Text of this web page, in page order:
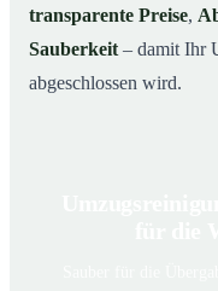
transparente Preise,
Sauberkeit – damit Ihr
abgeschlossen wird.